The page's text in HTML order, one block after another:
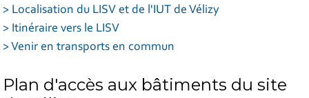
> Localisation du LISV et de l'IUT de Vélizy
> Itinéraire vers le LISV
> Venir en transports en commun
Plan d'accès aux bâtiments du site